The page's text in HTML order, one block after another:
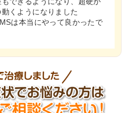
くようになりました
は本当にやって良かったで